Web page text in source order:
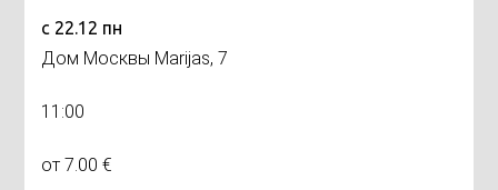
с 22.12 пн
Дом Москвы Marijas, 7
11:00
от 7.00 €